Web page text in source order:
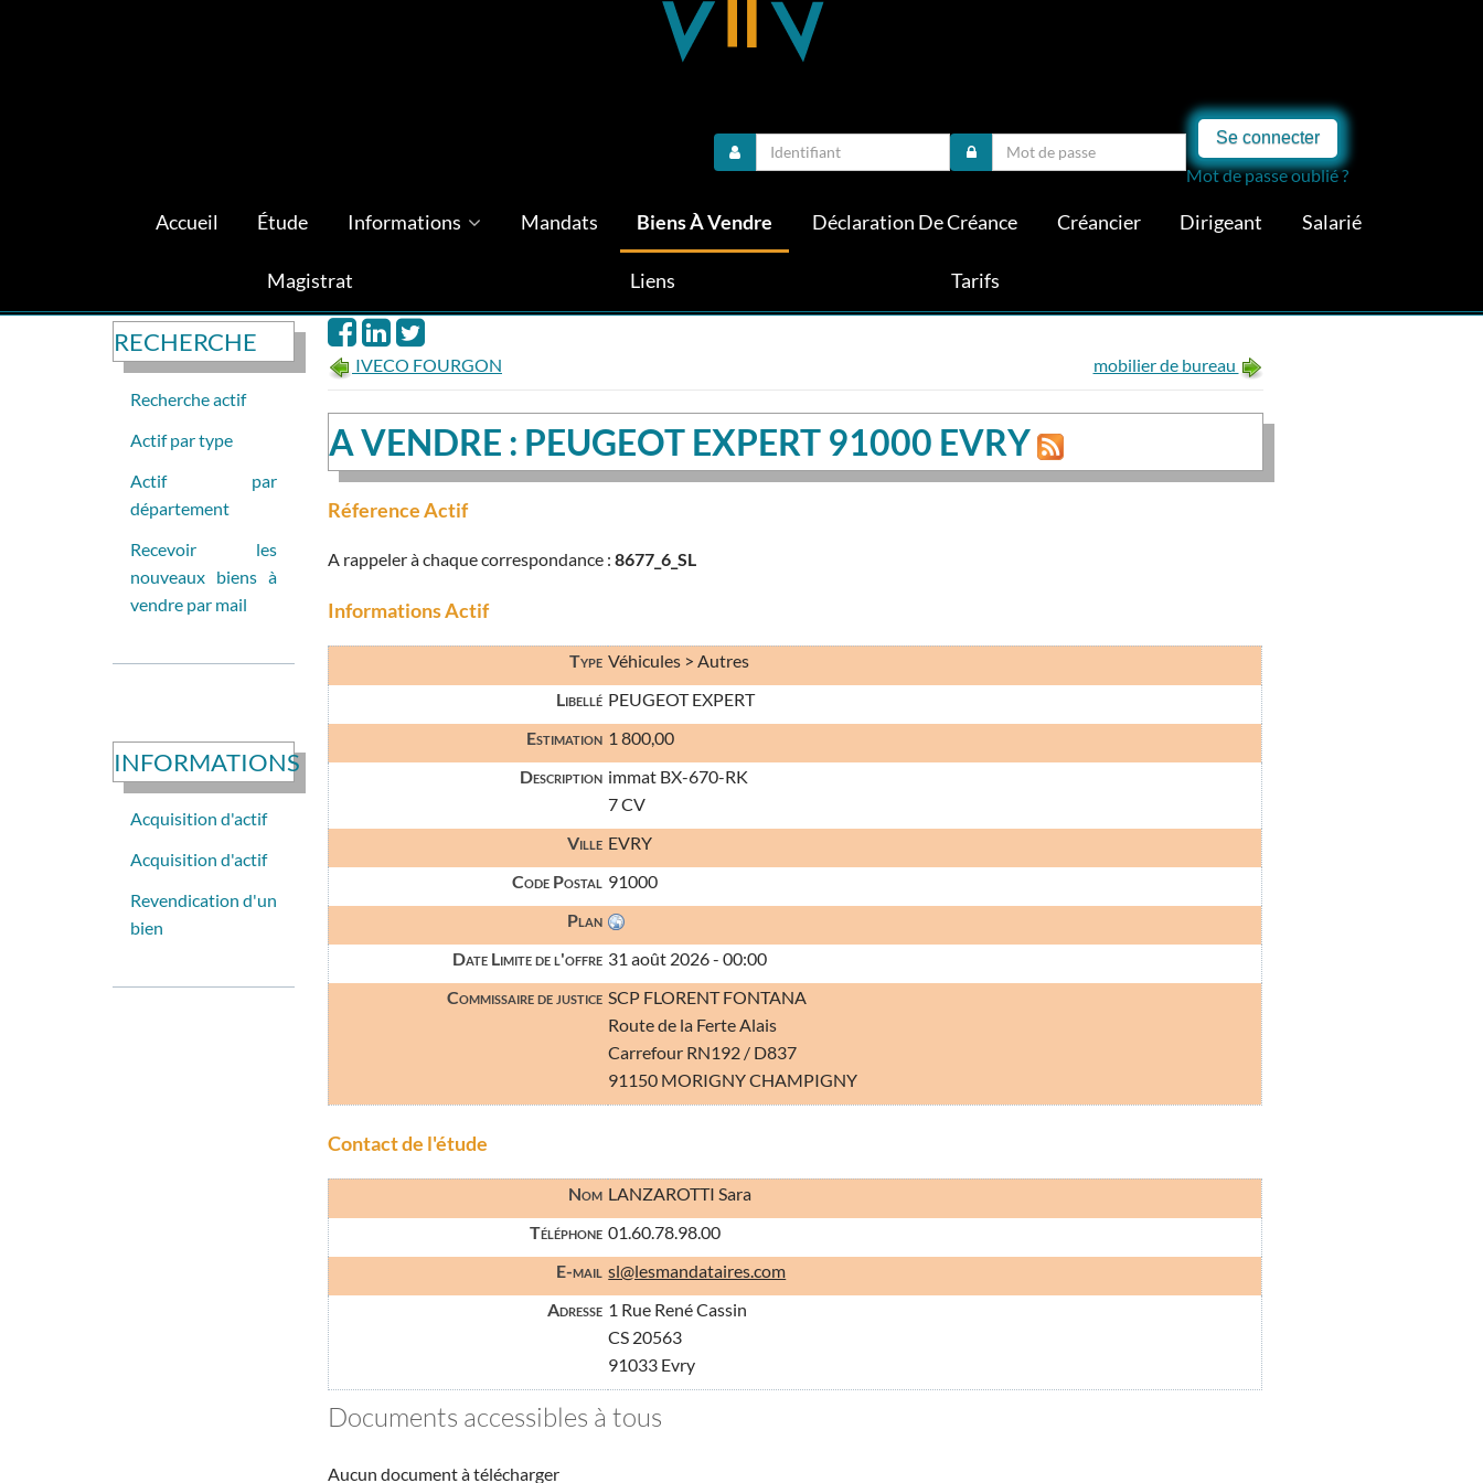
Se connecter
Mot de passe oublié ?
Accueil Étude Informations Mandats Biens À Vendre Déclaration De Créance Créancier Dirigeant Salarié
Magistrat Liens Tarifs
RECHERCHE
Recherche actif
Actif par type
Actif par
département
Recevoir les
nouveaux biens à
vendre par mail
INFORMATIONS
Acquisition d'actif
Acquisition d'actif
Revendication d'un
bien
IVECO FOURGON mobilier de bureau
A VENDRE : PEUGEOT EXPERT 91000 EVRY
Réference Actif
A rappeler à chaque correspondance : 8677_6_SL
Informations Actif
Type Véhicules > Autres
Libellé PEUGEOT EXPERT
Estimation 1 800,00
Description immat BX-670-RK
7 CV
Ville EVRY
Code Postal 91000
Plan
Date Limite de l'offre 31 août 2026 - 00:00
Commissaire de justice SCP FLORENT FONTANA
Route de la Ferte Alais
Carrefour RN192 / D837
91150 MORIGNY CHAMPIGNY
Contact de l'étude
Nom LANZAROTTI Sara
Téléphone 01.60.78.98.00
E-mail sl@lesmandataires.com
Adresse 1 Rue René Cassin
CS 20563
91033 Evry
Documents accessibles à tous
Aucun document à télécharger